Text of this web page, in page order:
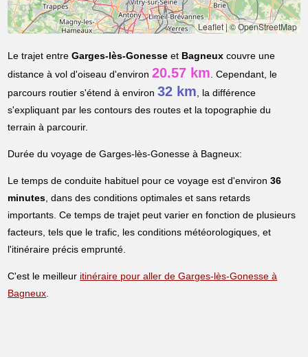
Leaflet|© OpenStreetMap
Le trajet entreGarges-lès-Gonesse et Bagneux couvre une
distance à vol d'oiseau d'environ20.57 km. Cependant, le
parcours routier s'étend à environ32 km, la différence
s'expliquant par les contours des routes et la topographie du
terrain à parcourir.
Durée du voyage de Garges-lès-Gonesse à Bagneux:
Le temps de conduite habituel pour ce voyage est d'environ36
minutes, dans des conditions optimales et sans retards
importants. Ce temps de trajet peut varier en fonction de plusieurs
facteurs, tels que le trafic, les conditions météorologiques, et
l'itinéraire précis emprunté.
C'est le meilleur itinéraire pour aller de Garges-lès-Gonesse à
Bagneux.